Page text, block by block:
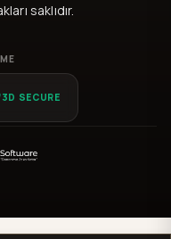
saklıdır.
3D SECURE